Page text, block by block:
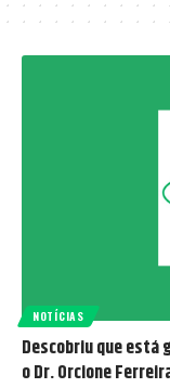
NOTÍCIAS
Descobriu que está
o Dr. Orcione